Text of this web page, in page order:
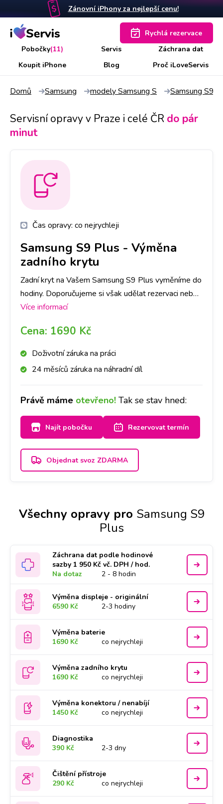
Zánovní iPhony za nejlepší cenu!
Pobočky(11) Servis
Záchrana dat
Koupit iPhone
Blog Proč iLoveServis
Rychlá rezervace
Domů Samsung modely Samsung S Samsung S9
Servisní opravy v Praze i celé ČR do pár
minut
Čas opravy: co nejrychleji
Samsung S9 Plus - Výměna
zadního krytu
Zadní kryt na Vašem Samsung S9 Plus vyměníme do
hodiny. Doporučujeme si však udělat rezervaci nebo
zavolat na vybranou pobočku, ať pro Vás máme
Více informací
Cena: 1690 Kč
Doživotní záruka na práci
24 měsíců záruka na náhradní díl
Právě máme otevřeno! Tak se stav hned:
Najít pobočku Rezervovat termín
Objednat svoz ZDARMA
Všechny opravy pro Samsung S9
Plus
Záchrana dat podle hodinové
sazby 1 950 Kč vč. DPH / hod.
Na dotaz
2 - 8 hodin
Výměna displeje - originální
6590 Kč
2-3 hodiny
Výměna baterie
1690 Kč
co nejrychleji
Výměna zadního krytu
1690 Kč
co nejrychleji
Výměna konektoru / nenabíjí
1450 Kč
co nejrychleji
Diagnostika
390 Kč
2-3 dny
Čištění přístroje
290 Kč
co nejrychleji